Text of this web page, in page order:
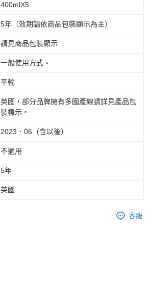
400mlX5
5年（效期請依商品包裝顯示為主）
請見商品包裝顯示
一般使用方式。
平輸
英國，部分品牌擁有多國產線請詳見產品包
裝標示。
2023．06（含以後）
不適用
5年
英國
客服